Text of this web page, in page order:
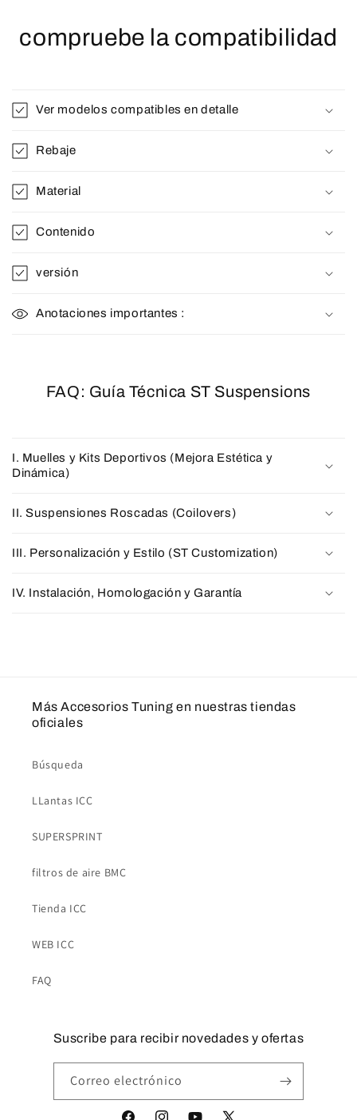
compruebe la compatibilidad
Ver modelos compatibles en detalle
Rebaje
Material
Contenido
versión
Anotaciones importantes :
FAQ: Guía Técnica ST Suspensions
I. Muelles y Kits Deportivos (Mejora Estética y
Dinámica)
II. Suspensiones Roscadas (Coilovers)
III. Personalización y Estilo (ST Customization)
IV. Instalación, Homologación y Garantía
Más Accesorios Tuning en nuestras tiendas
oficiales
Búsqueda
LLantas ICC
SUPERSPRINT
filtros de aire BMC
Tienda ICC
WEB ICC
FAQ
Suscribe para recibir novedades y ofertas
Correo electrónico